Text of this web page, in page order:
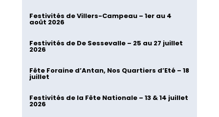
Festivités de Villers-Campeau – 1er au 4
août 2026
Festivités de De Sessevalle – 25 au 27 juillet
2026
Fête Foraine d’Antan, Nos Quartiers d’Eté – 18
juillet
Festivités de la Fête Nationale – 13 & 14 juillet
2026